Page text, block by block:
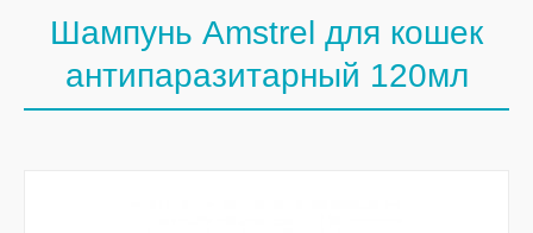
Шампунь Amstrel для кошек
антипаразитарный 120мл